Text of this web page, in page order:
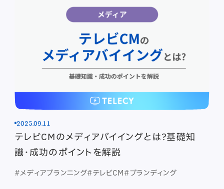
2025.09.11
テレビCMのメディアバイイングとは？基礎知
識・成功のポイントを解説
#メディアプランニング#テレビCM#ブランディング